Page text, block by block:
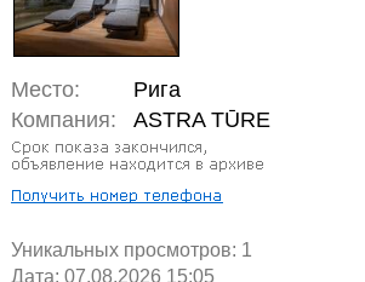
Место:
Рига
Компания:
ASTRA TŪRE
Уникальных просмотров: 1
Дата: 07.08.2026 15:05